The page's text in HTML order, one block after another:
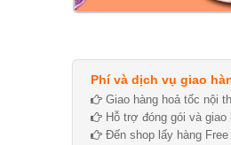
Phí và dịch vụ giao
Giao hàng hoả tốc nội
Hỗ trợ đóng gói và giao
Đến shop lấy hàng Free